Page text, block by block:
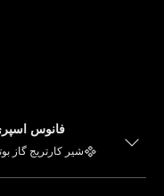
فانوس
شیر کارتریج گاز